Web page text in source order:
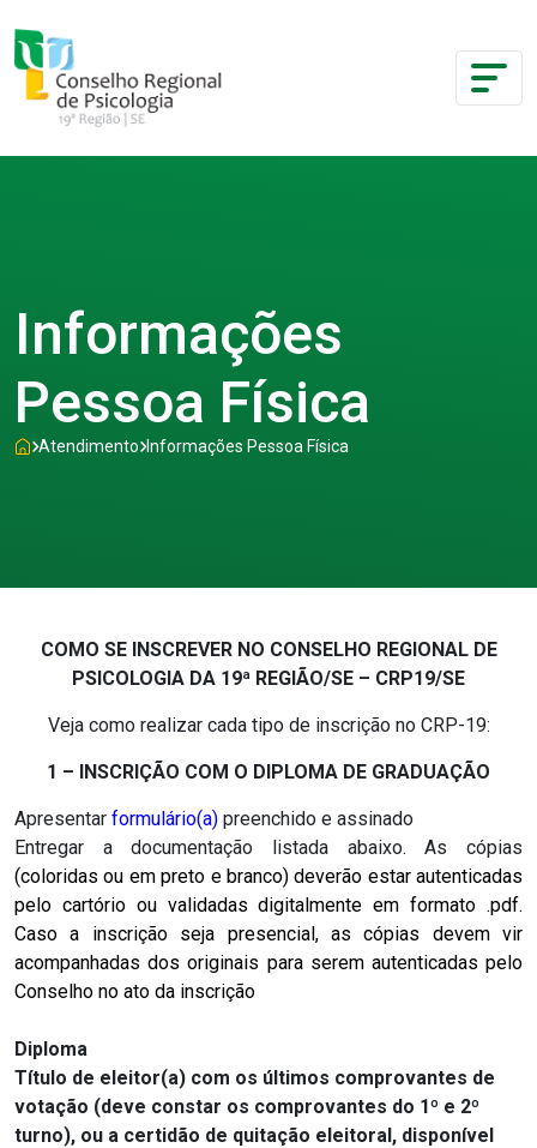
Informações
Pessoa Física
Atendimento Informações Pessoa Física
COMO SE INSCREVER NO CONSELHO REGIONAL DE
PSICOLOGIA DA 19ª REGIÃO/SE – CRP19/SE
Veja como realizar cada tipo de inscrição no CRP-19:
1 – INSCRIÇÃO COM O DIPLOMA DE GRADUAÇÃO
Apresentar formulário(a) preenchido e assinado
Entregar a documentação listada abaixo. As cópias
(coloridas ou em preto e branco) deverão estar autenticadas
pelo cartório ou validadas digitalmente em formato .pdf.
Caso a inscrição seja presencial, as cópias devem vir
acompanhadas dos originais para serem autenticadas pelo
Conselho no ato da inscrição
Diploma
Título de eleitor(a) com os últimos comprovantes de
votação (deve constar os comprovantes do 1º e 2º
turno), ou a certidão de quitação eleitoral, disponível